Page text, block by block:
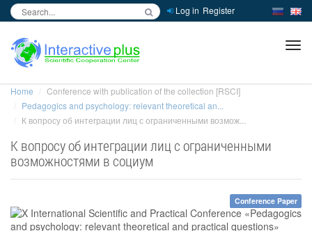
Log in Register
Home
Conference with publication of the collection [RSCI]
Pedagogics and psychology: relevant theoretical an...
К вопросу об интеграции лиц с ограниченными возмож...
К вопросу об интеграции лиц с ограниченными
возможностями в социум
Conference Paper